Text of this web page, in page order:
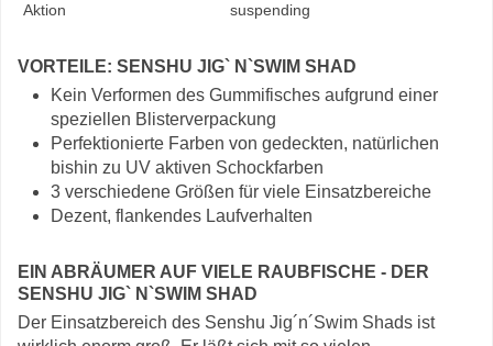
Aktion
suspending
VORTEILE: SENSHU JIG` N`SWIM SHAD
Kein Verformen des Gummifisches aufgrund einer
speziellen Blisterverpackung
Perfektionierte Farben von gedeckten, natürlichen
bishin zu UV aktiven Schockfarben
3 verschiedene Größen für viele Einsatzbereiche
Dezent, flankendes Laufverhalten
EIN ABRÄUMER AUF VIELE RAUBFISCHE - DER
SENSHU JIG` N`SWIM SHAD
Der Einsatzbereich des Senshu Jig´n´Swim Shads ist